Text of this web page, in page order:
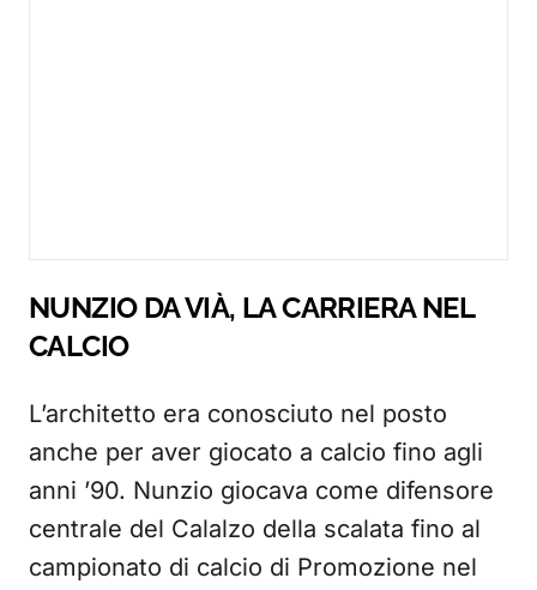
NUNZIO DA VIÀ, LA CARRIERA NEL
CALCIO
L’architetto era conosciuto nel posto
anche per aver giocato a calcio fino agli
anni ’90. Nunzio giocava come difensore
centrale del Calalzo della scalata fino al
campionato di calcio di Promozione nel